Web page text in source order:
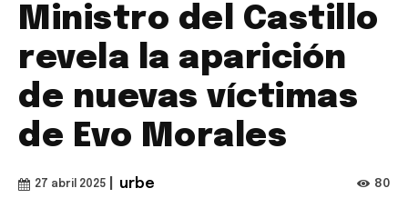
Ministro del Castillo
revela la aparición
de nuevas víctimas
de Evo Morales
27 abril 2025 urbe 80